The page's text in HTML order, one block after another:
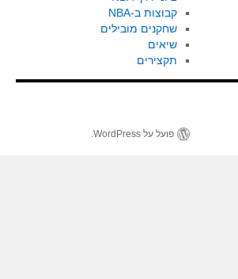
קבוצות ב-NBA
שחקנים מובילים
שיאים
תקצירים
פועל על WordPress.